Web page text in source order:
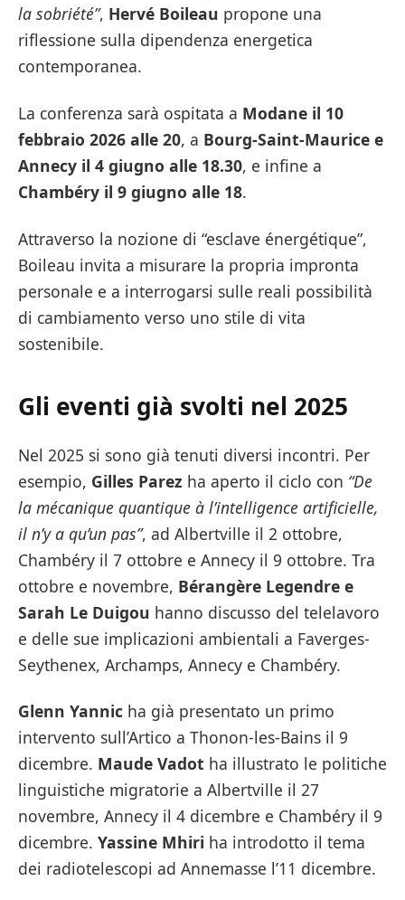
la sobriété”, Hervé Boileau propone una
riflessione sulla dipendenza energetica
contemporanea.
La conferenza sarà ospitata a Modane il 10
febbraio 2026 alle 20, a Bourg-Saint-Maurice e
Annecy il 4 giugno alle 18.30, e infine a
Chambéry il 9 giugno alle 18.
Attraverso la nozione di “esclave énergétique”,
Boileau invita a misurare la propria impronta
personale e a interrogarsi sulle reali possibilità
di cambiamento verso uno stile di vita
sostenibile.
Gli eventi già svolti nel 2025
Nel 2025 si sono già tenuti diversi incontri. Per
esempio, Gilles Parez ha aperto il ciclo con “De
la mécanique quantique à l’intelligence artificielle,
il n’y a qu’un pas”, ad Albertville il 2 ottobre,
Chambéry il 7 ottobre e Annecy il 9 ottobre. Tra
ottobre e novembre, Bérangère Legendre e
Sarah Le Duigou hanno discusso del telelavoro
e delle sue implicazioni ambientali a Faverges-
Seythenex, Archamps, Annecy e Chambéry.
Glenn Yannic ha già presentato un primo
intervento sull’Artico a Thonon-les-Bains il 9
dicembre. Maude Vadot ha illustrato le politiche
linguistiche migratorie a Albertville il 27
novembre, Annecy il 4 dicembre e Chambéry il 9
dicembre. Yassine Mhiri ha introdotto il tema
dei radiotelescopi ad Annemasse l’11 dicembre.